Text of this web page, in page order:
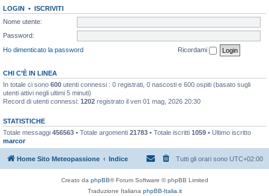
LOGIN • ISCRIVITI
Nome utente:
Password:
Ho dimenticato la password
Ricordami
CHI C’È IN LINEA
In totale ci sono 600 utenti connessi : 0 registrati, 0 nascosti e 600 ospiti (basato sugli
utenti attivi negli ultimi 5 minuti)
Record di utenti connessi: 1202 registrato il ven 01 mag, 2026 20:30
STATISTICHE
Totale messaggi 456563 • Totale argomenti 21783 • Totale iscritti 1059 • Ultimo iscritto
marcor
Home Sito Meteopassione Indice Tutti gli orari sono UTC+02:00
Creato da phpBB® Forum Software © phpBB Limited
Traduzione Italiana phpBB-Italia.it